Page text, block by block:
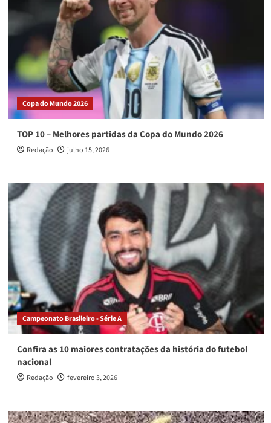
Copa do Mundo 2026
TOP 10 – Melhores partidas da Copa do Mundo 2026
Redação julho 15, 2026
Campeonato Brasileiro - Série A
Confira as 10 maiores contratações da história do futebol
nacional
Redação fevereiro 3, 2026